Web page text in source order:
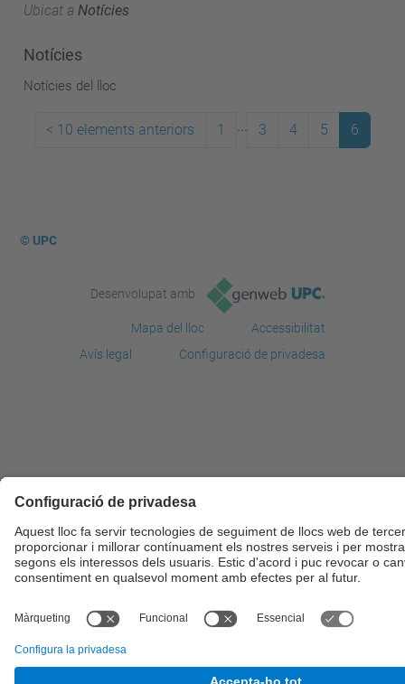
Ubicat a Notícies
Notícies
Notícies del lloc
< 10 elements anteriors 1 3 4 5 6
© UPC
Desenvolupat amb
Mapa del lloc
Accessibilitat
Avís legal
Configuració de privadesa